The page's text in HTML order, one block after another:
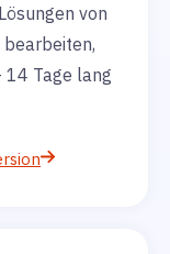
von
14 Tage lang